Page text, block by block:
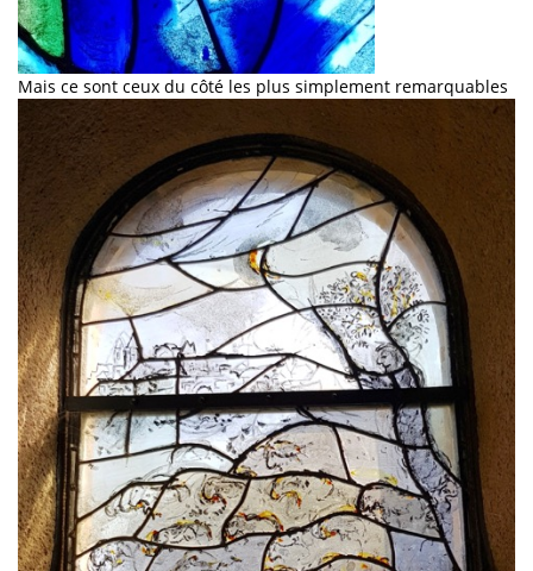
Mais ce sont ceux du côté les plus simplement remarquables